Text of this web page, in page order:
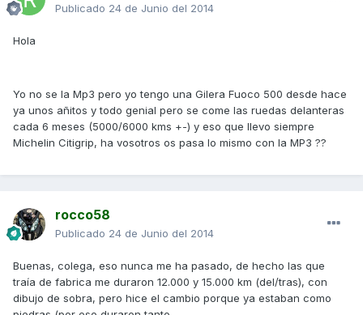
Publicado 24 de Junio del 2014
Hola
Yo no se la Mp3 pero yo tengo una Gilera Fuoco 500 desde hace
ya unos añitos y todo genial pero se come las ruedas delanteras
cada 6 meses (5000/6000 kms +-) y eso que llevo siempre
Michelin Citigrip, ha vosotros os pasa lo mismo con la MP3 ??
rocco58
Publicado 24 de Junio del 2014
Buenas, colega, eso nunca me ha pasado, de hecho las que
traía de fabrica me duraron 12.000 y 15.000 km (del/tras), con
dibujo de sobra, pero hice el cambio porque ya estaban como